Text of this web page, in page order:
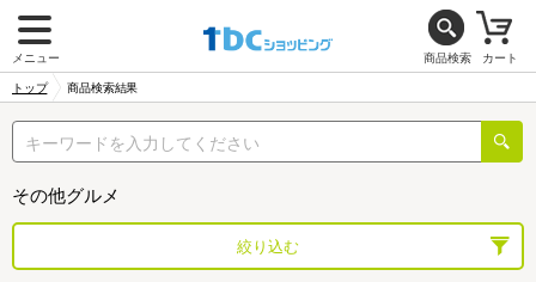
メニュー 商品検索 カート
トップ 商品検索結果
その他グルメ
絞り込む